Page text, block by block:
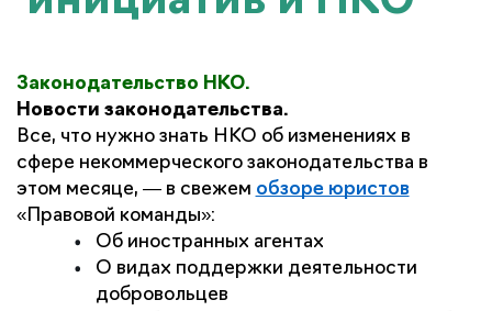
Законодательство НКО.
Новости законодательства.
Все, что нужно знать НКО об изменениях в
сфере некоммерческого законодательства в
этом месяце, — в свежем обзоре юристов
«Правовой команды»:
Об иностранных агентах
О видах поддержки деятельности
добровольцев